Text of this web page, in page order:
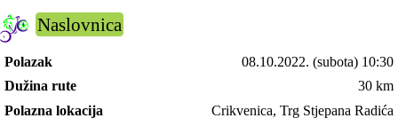
Naslovnica
Polazak 08.10.2022. (subota) 10:30
Dužina rute
30 km
Polazna lokacija
Crikvenica, Trg Stjepana Radića